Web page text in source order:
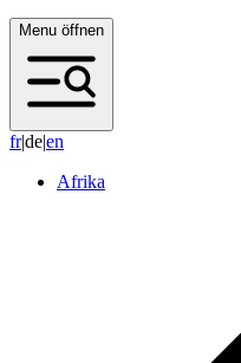
Menu öffnen
fr|de|en
Afrika